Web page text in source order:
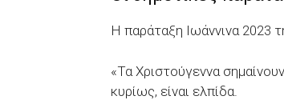
Η παράταξη Ιωάννινα 2023
«Τα Χριστούγεννα
κυρίως, είναι ελπίδα.